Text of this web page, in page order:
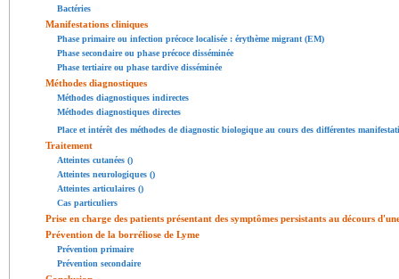
Bactéries
Manifestations cliniques
Phase primaire ou infection précoce localisée : érythème migrant (EM)
Phase secondaire ou phase précoce disséminée
Phase tertiaire ou phase tardive disséminée
Méthodes diagnostiques
Méthodes diagnostiques indirectes
Méthodes diagnostiques directes
Place et intérêt des méthodes de diagnostic biologique au cours des différentes
Traitement
Atteintes cutanées ()
Atteintes neurologiques ()
Atteintes articulaires ()
Cas particuliers
Prise en charge des patients présentant des symptômes persistants au décours
Prévention de la borréliose de Lyme
Prévention primaire
Prévention secondaire